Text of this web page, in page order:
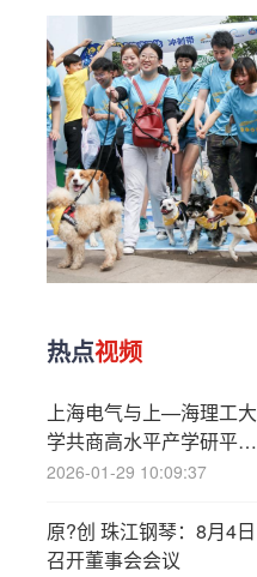
热点视频
上海电气与上—海理工大
学共商高水平产学研平台
建设新路径
2026-01-29 10:09:37
原?创 珠江钢琴：8月4日
召开董事会会议